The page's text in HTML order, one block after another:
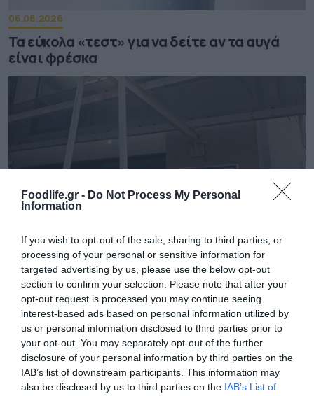
Foodlife.gr - Do Not Process My Personal
Information
If you wish to opt-out of the sale, sharing to third parties, or
processing of your personal or sensitive information for
targeted advertising by us, please use the below opt-out
section to confirm your selection. Please note that after your
opt-out request is processed you may continue seeing
interest-based ads based on personal information utilized by
us or personal information disclosed to third parties prior to
your opt-out. You may separately opt-out of the further
disclosure of your personal information by third parties on the
IAB’s list of downstream participants. This information may
also be disclosed by us to third parties on the IAB’s List of
06.08.2026
Τα εύκολα «τεστ» για να δείτε αν τα αυγά
είναι φρέσκα
01.08.2026
Οι οδηγίες του ΕΟΔΥ για τον λαγοκέφαλο –
Τι να κάνετε μετά από δάγκωμα ή
κατανάλωση